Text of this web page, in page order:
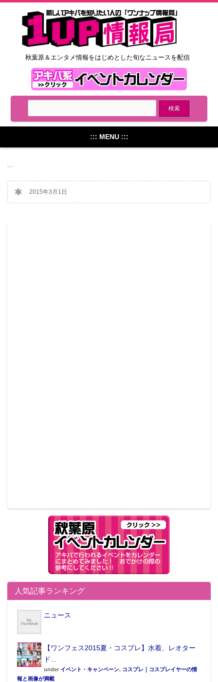
秋葉原＆エンタメ情報をはじめとした旬なニュースを配信
::: MENU :::
2015年3月1日
人気記事ランキング
ニュース
【ワンフェス2015夏・コスプレ】水着、レオター
ド...
under イベント・キャンペーン, コスプレ｜コスプレイヤーの情
報と画像が満載